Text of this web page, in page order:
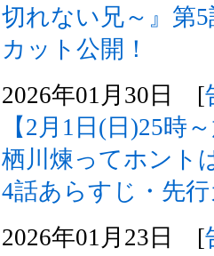
切れない兄～』第
カット公開！
2026年01月30日 [
【2月1日(日)25時
栖川煉ってホント
4話あらすじ・先
2026年01月23日 [